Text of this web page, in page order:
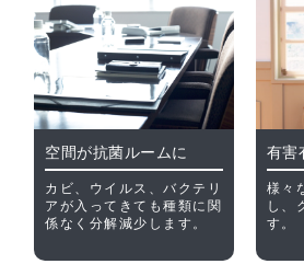
空間が抗菌ルームに
カビ、ウイルス、バクテリ
アが入ってきても種類に関
係なく分解減少します。
有害
様々
し、
す。